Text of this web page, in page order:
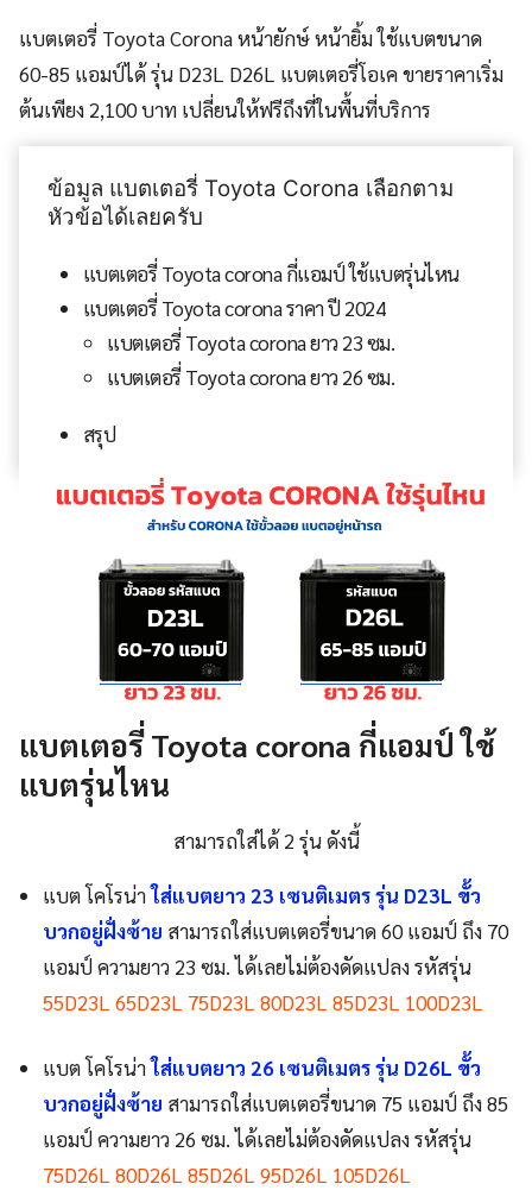
แบตเตอรี่ Toyota Corona หน้ายักษ์ หน้ายิ้ม ใช้แบตขนาด
60-85 แอมป์ได้ รุ่น D23L D26L แบตเตอรี่โอเค ขายราคาเริ่ม
ต้นเพียง 2,100 บาท เปลี่ยนให้ฟรีถึงที่ในพื้นที่บริการ
ข้อมูล แบตเตอรี่ Toyota Corona เลือกตาม
หัวข้อได้เลยครับ
แบตเตอรี่ Toyota corona กี่แอมป์ ใช้แบตรุ่นไหน
แบตเตอรี่ Toyota corona ราคา ปี 2024
แบตเตอรี่ Toyota corona ยาว 23 ซม.
แบตเตอรี่ Toyota corona ยาว 26 ซม.
สรุป
แบตเตอรี่ Toyota corona กี่แอมป์ ใช้
แบตรุ่นไหน
สามารถใส่ได้ 2 รุ่น ดังนี้
แบต โคโรน่าใส่แบตยาว 23 เซนติเมตร รุ่น D23L ขั้ว
บวกอยู่ฝั่งซ้าย สามารถใส่แบตเตอรี่ขนาด 60 แอมป์ ถึง 70
แอมป์ ความยาว 23 ซม. ได้เลยไม่ต้องดัดแปลง รหัสรุ่น
55D23L 65D23L 75D23L 80D23L 85D23L 100D23L
แบต โคโรน่าใส่แบตยาว 26 เซนติเมตร รุ่น D26L ขั้ว
บวกอยู่ฝั่งซ้าย สามารถใส่แบตเตอรี่ขนาด 75 แอมป์ ถึง 85
แอมป์ ความยาว 26 ซม. ได้เลยไม่ต้องดัดแปลง รหัสรุ่น
75D26L 80D26L 85D26L 95D26L 105D26L